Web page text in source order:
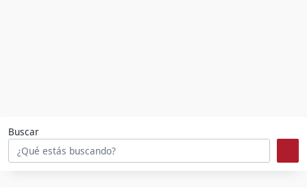
Buscar